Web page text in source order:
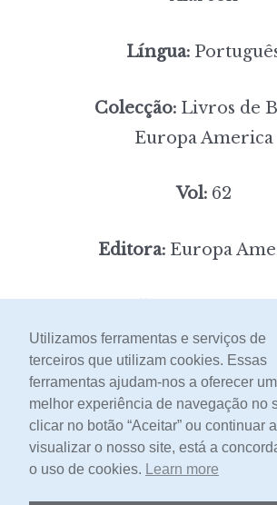
Língua:
Colecção: Livros de
Europa America
Vol:62
Editora: Europa
[portes
Contacto
Utilizamos ferramentas e serviços de
terceiros que utilizam cookies. Essas
ferramentas ajudam-nos a oferecer
melhor experiência de navegação no
clicar no botão “Aceitar” ou continuar a
visualizar o nosso site, está a
o uso de cookies. Learn more